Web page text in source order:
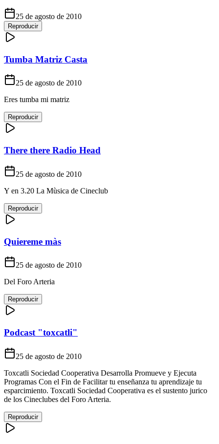
25 de agosto de 2010
Reproducir
Tumba Matriz Casta
25 de agosto de 2010
Eres tumba mi matriz
Reproducir
There there Radio Head
25 de agosto de 2010
Y en 3.20 La Mùsica de Cineclub
Reproducir
Quiereme màs
25 de agosto de 2010
Del Foro Arteria
Reproducir
Podcast "toxcatli"
25 de agosto de 2010
Toxcatli Sociedad Cooperativa Desarrolla Promueve y Ejecuta
Programas Con el Fin de Facilitar tu enseñanza tu aprendizaje tu
esparcimiento. Toxcatli Sociedad Cooperativa es el sustento jurico
de los Cineclubes del Foro Arteria.
Reproducir